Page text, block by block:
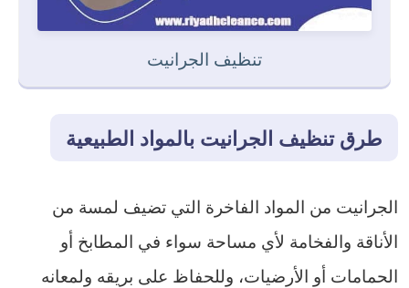
تنظيف الجرانيت
طرق تنظيف الجرانيت بالمواد الطبيعية
الجرانيت من المواد الفاخرة التي تضيف لمسة من
الأناقة والفخامة لأي مساحة سواء في المطابخ أو
الحمامات أو الأرضيات، وللحفاظ على بريقه ولمعانه